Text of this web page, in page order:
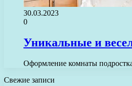
30.03.2023
0
Уникальные и
Оформление комнаты
Свежие записи